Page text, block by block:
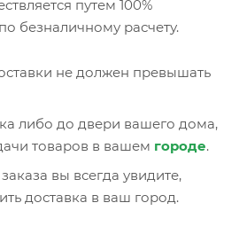
путем 100%
безналичному расчету.
не должен превышать
либо до двери вашего дома,
товаров в вашем городе.
вы всегда увидите,
доставка в ваш город.